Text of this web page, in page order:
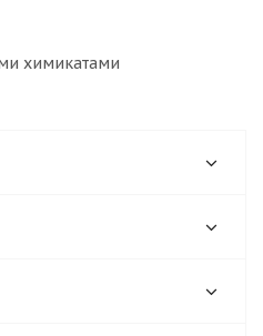
химикатами